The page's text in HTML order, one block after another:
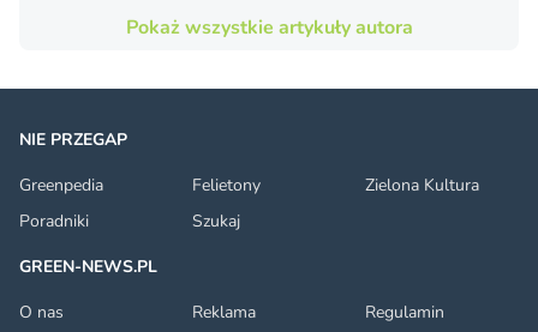
Pokaż wszystkie artykuły autora
NIE PRZEGAP
Greenpedia
Felietony
Zielona Kultura
Poradniki
Szukaj
GREEN-NEWS.PL
O nas
Reklama Regulamin